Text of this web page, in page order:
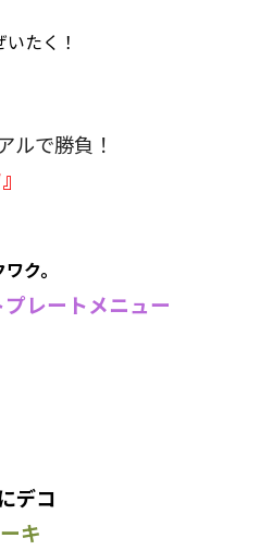
たく！
ルで勝負！
ク。
レートメニュー
デコ
キ